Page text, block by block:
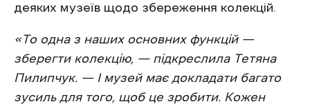
деяких музеїв щодо збереження колекцій.
«То одна з наших основних функцій —
зберегти колекцію, — підкреслила Тетяна
Пилипчук. — І музей має докладати багато
зусиль для того, щоб це зробити. Кожен